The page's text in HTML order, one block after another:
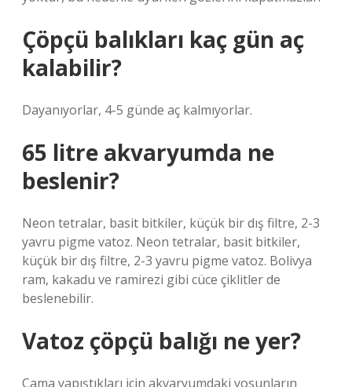
Çöpçü balıkları kaç gün aç
kalabilir?
Dayanıyorlar, 4-5 günde aç kalmıyorlar.
65 litre akvaryumda ne
beslenir?
Neon tetralar, basit bitkiler, küçük bir dış filtre, 2-3
yavru pigme vatoz. Neon tetralar, basit bitkiler,
küçük bir dış filtre, 2-3 yavru pigme vatoz. Bolivya
ram, kakadu ve ramirezi gibi cüce çiklitler de
beslenebilir.
Vatoz çöpçü balığı ne yer?
Cama yapıştıkları için akvaryumdaki yosunların